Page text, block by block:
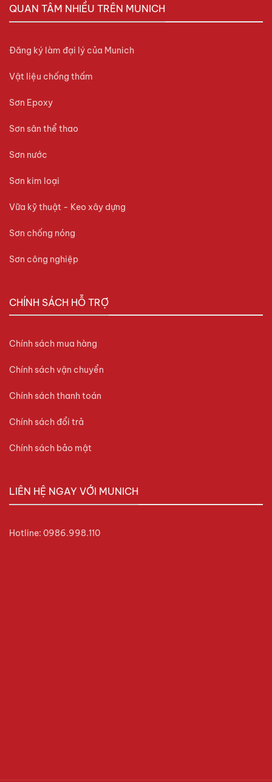
QUAN TÂM NHIỀU TRÊN MUNICH
Đăng ký làm đại lý của Munich
Vật liệu chống thấm
Sơn Epoxy
Sơn sân thể thao
Sơn nước
Sơn kim loại
Vữa kỹ thuật - Keo xây dựng
Sơn chống nóng
Sơn công nghiệp
CHÍNH SÁCH HỖ TRỢ
Chính sách mua hàng
Chính sách vận chuyển
Chính sách thanh toán
Chính sách đổi trả
Chính sách bảo mật
LIÊN HỆ NGAY VỚI MUNICH
Hotline: 0986.998.110